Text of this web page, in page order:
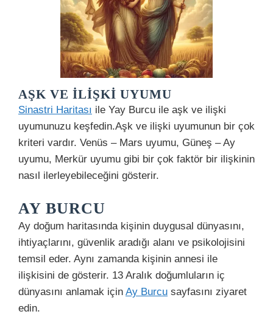
AŞK VE İLIŞKI UYUMU
Sinastri Haritası ile Yay Burcu ile aşk ve ilişki
uyumunuzu keşfedin.Aşk ve ilişki uyumunun bir çok
kriteri vardır. Venüs – Mars uyumu, Güneş – Ay
uyumu, Merkür uyumu gibi bir çok faktör bir ilişkinin
nasıl ilerleyebileceğini gösterir.
AY BURCU
Ay doğum haritasında kişinin duygusal dünyasını,
ihtiyaçlarını, güvenlik aradığı alanı ve psikolojisini
temsil eder. Aynı zamanda kişinin annesi ile
ilişkisini de gösterir. 13 Aralık doğumluların iç
dünyasını anlamak için Ay Burcu sayfasını ziyaret
edin.